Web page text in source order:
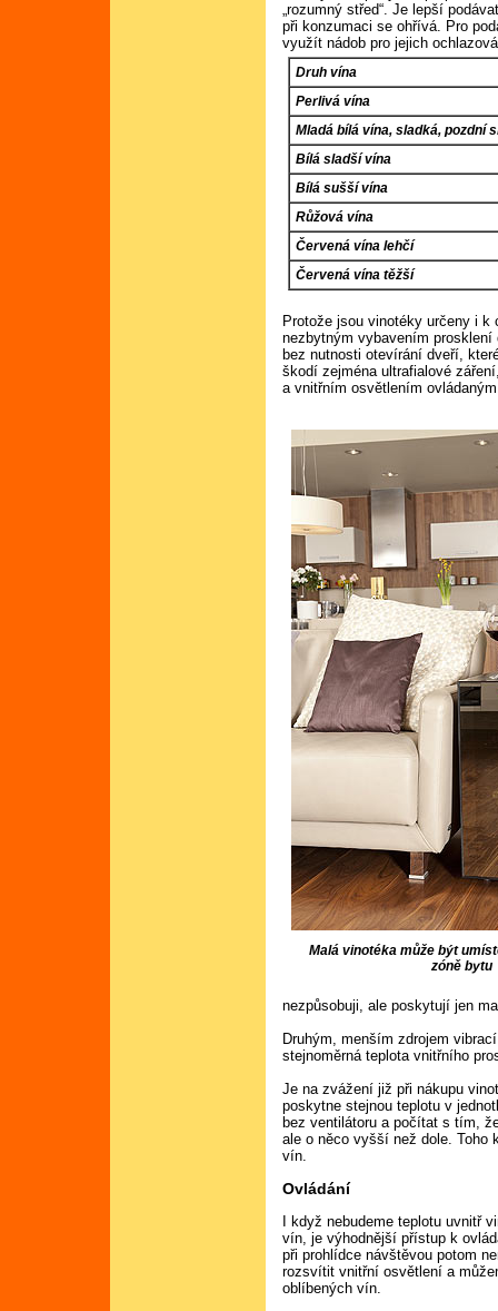
„rozumný střed“. Je lepší
při konzumaci se ohřívá. Pro
využít nádob pro jejich
Druh vína
Perlivá vína
Mladá bílá vína, sladká, pozdní
Bílá sladší vína
Bílá sušší vína
Růžová vína
Červená vína lehčí
Červená vína těžší
Protože jsou vinotéky určeny i
nezbytným vybavením
bez nutnosti otevírání dveří,
škodí zejména ultrafialové
a vnitřním osvětlením
Malá vinotéka může být
zóně bytu
nezpůsobuji, ale poskytují jen
Druhým, menším zdrojem
stejnoměrná teplota vnitřního
Je na zvážení již při nákupu
poskytne stejnou teplotu v
bez ventilátoru a počítat s tím,
ale o něco vyšší než dole. Toho
vín.
Ovládání
I když nebudeme teplotu uvnitř
vín, je výhodnější přístup k
při prohlídce návštěvou potom
rozsvítit vnitřní osvětlení a
oblíbených vín.